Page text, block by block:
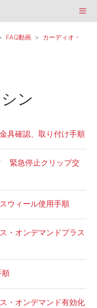
FAQ動画
カーディオ・
ン
具確認、取り付け手順
緊急停止クリップ交
ウィール使用手順
・オンデマンドプラス
・オンデマンド有効化